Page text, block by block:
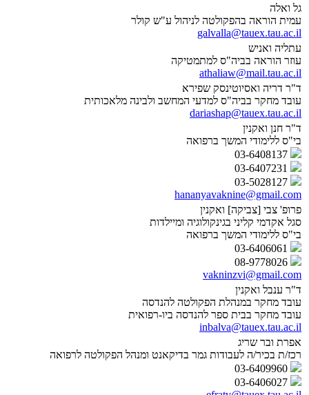
גל ואלה
עמית הוראה בהפקולטה לניהול ע"ש קולר
galvalla@tauex.tau.ac.il
עתליה ואניש
עוזר הוראה בביה"ס למתמטיקה
athaliaw@mail.tau.ac.il
ד"ר דריה ואסיוטינסק שפירא
עובד מחקר בביה"ס למדעי המחשב ולבינה מלאכותית
dariashap@tauex.tau.ac.il
ד"ר חנן ואקנין
בי"ס ללימודי המשך ברפואה
hananyavaknine@gmail.com
פרופ' צבי [צביקה] ואקנין
סגל אקדמי קליני בגינקולוגיה ומיילדות
בי"ס ללימודי המשך ברפואה
vakninzvi@gmail.com
ד"ר ענבל ואקנין
עובד מחקר במנהלת הפקולטה להנדסה
עובד מחקר בבית ספר להנדסה ביו-רפואית
inbalva@tauex.tau.ac.il
אפרת ובר שריג
רכז/ת בכיר/ה לעבודות גמר בדיקאנט ומנהל הפקולטה לרפואה